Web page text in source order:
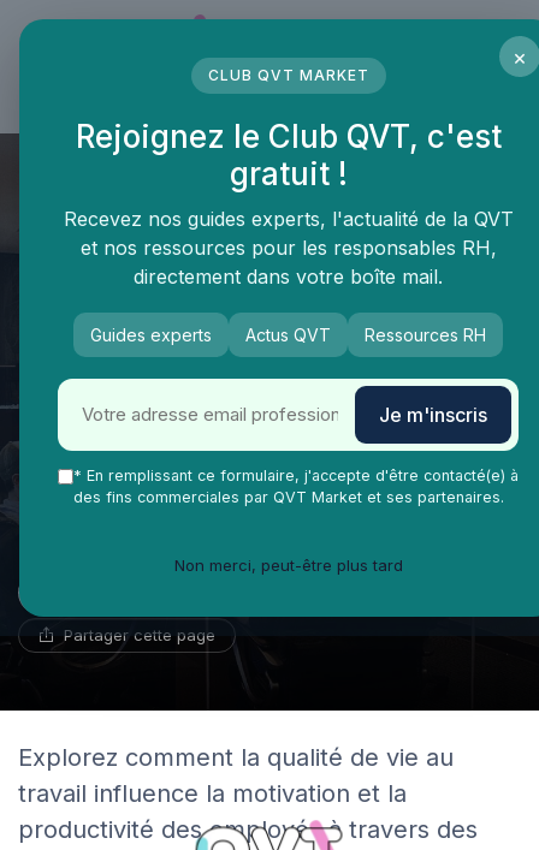
QVT Market Engagement collaborateurs
L'impact de la qualité de vie au
travail sur la motivation des
employés
Partager cette page
Explorez comment la qualité de vie au
travail influence la motivation et la
productivité des employés à travers des
×
CLUB QVT MARKET
Rejoignez le Club QVT, c'est
gratuit !
Recevez nos guides experts, l'actualité de la QVT
et nos ressources pour les responsables RH,
directement dans votre boîte mail.
Guides experts Actus QVT Ressources RH
Je m'inscris
* En remplissant ce formulaire, j'accepte d'être contacté(e) à
des fins commerciales par QVT Market et ses partenaires.
Non merci, peut-être plus tard
Panneau de gestion des cookies